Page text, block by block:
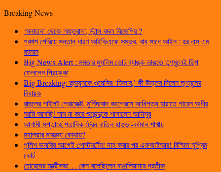
Breaking News
‘সনাতন’ থেকে ‘বহুতবাদ’, স্টান্স বদল বিজেপির ?
পঞ্চাশ পেরিয়ে সন্তান ধারণ আইভিএফে সম্ভব, বাধ সাধে আইন : ডঃ এস এম
রহমান
Big News Alert : মমতার মুসলিম ভোট ব্যাঙ্ক ভাঙতে তৃণমূলেই ছিপ
ফেললেন প্রিয়ঙ্কা
Big Breaking: হুমায়ুনকে ওয়েসির ‘ফিলার,’ কী উত্তর দিলেন তৃণমূলের
বিধায়ক
রাহুলের পাইলট প্রোজেক্ট, মুর্শিদাবাদ কংগ্রেসে আধিপত্য হারাতে পারেন অধীর
আমি আসছি! নাম না করে শুভেন্দুকে শাসালেন আনিসুর
আগামী সপ্তাহে শতাধিক ট্রেন বাতিল হাওড়া-বর্ধমান শাখায়
মহালয়ার মাহাত্ম্য কোথায়?
পুলিশ ডায়রির আগেই পোস্টমর্টেম! দাহ করার পর এফআইআর! বিস্মিত সুপ্রিম
কোর্ট
চোরেদের মন্ত্রীসভা… কেন বলেছিলেন বাঙালিয়ানার প্রতীক